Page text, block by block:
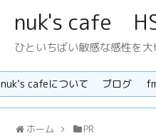
nuk's cafe
ひといちばい敏感な感性を大
nuk’s cafeについて ブログ
ホーム PR